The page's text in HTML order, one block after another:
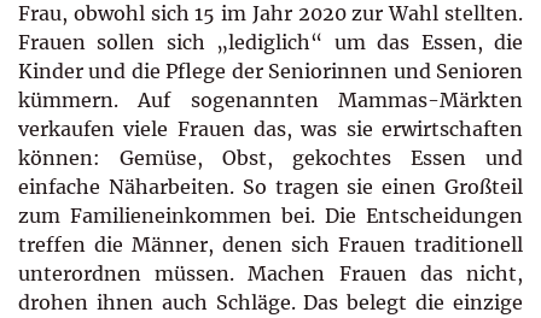
Frau, obwohl sich 15 im Jahr 2020 zur Wahl stellten.
Frauen sollen sich „lediglich“ um das Essen, die
Kinder und die Pflege der Seniorinnen und Senioren
kümmern. Auf sogenannten Mammas-Märkten
ver­kaufen viele Frauen das, was sie erwirtschaften
können: Gemüse, Obst, gekochtes Essen und
einfache Näharbeiten. So tragen sie einen Großteil
zum Familieneinkommen bei. Die Entscheidungen
treffen die Männer, denen sich Frauen traditionell
unterordnen müssen. Machen Frauen das nicht,
drohen ihnen auch Schläge. Das belegt die einzige